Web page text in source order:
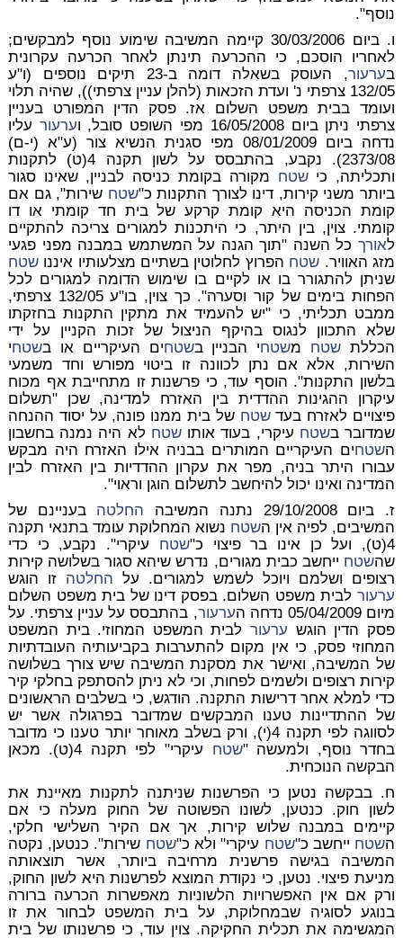
נוסף".
ו. ביום 30/03/2006 קיימה המשיבה שימוע נוסף למבקשים;
לאחריו הוסכם, כי ההכרעה תינתן לאחר הכרעה עקרונית
בערעור
, העוסק בשאלה דומה ב-23 תיקים נוספים (ו"ע
132/05 צרפתי נ' ועדת הזכאות (להלן עניין צרפתי)), שהיה תלוי
ועומד בבית משפט השלום אז. פסק הדין המפורט בעניין
צרפתי ניתן ביום 16/05/2008 מפי השופט סובל, ו
ערעור עליו
נדחה ביום 08/01/2009 מפי סגנית הנשיא צור (ע"א (י-ם)
2373/08). נקבע, בהתבסס על לשון תקנה 4(ט) לתקנות
ותכליתה, כישטח מקורה בקומת כניסה לבניין, שאינו סגור
ביותר משני קירות, דינו לצורך התקנות כ"שטח שירות", גם אם
קומת הכניסה היא קומת קרקע של בית חד קומתי או דו
קומתי. צוין, בין היתר, כי היתכנות למגורים צריכה להתקיים
לאורךכל השנה "תוך הגנה על המשתמש במבנה מפני פגעי
מזג האוויר. שטח הפרוץ לחלוטין בשתיים מצלעותיו איננושטח
שניתן להתגורר בו או לקיים בו שימוש הדומה למגורים לכל
הפחות בימים של קור וסערה". כך צוין, בו"ע 132/05 צרפתי,
ממבט תכליתי, כי "יש להעמיד את מתקין התקנות בחזקתו
שלא התכוון לנגוס בהיקף הניצול של זכות הקניין על ידי
הכללת שטח משטחי הבניין בשטחים העיקריים או בשטחי
השירות, אלא אם נתן לכוונה זו ביטוי מפורש וחד משמעי
בלשון התקנות". הוסף עוד, כי פרשנות זו מתחייבת אף מכוח
עיקרון ההגינות ההדדית בין האזרח למדינה, שכן "תשלום
פיצויים לאזרח בעדשטח של בית ממנו פונה, על יסוד ההנחה
שמדובר בשטח עיקרי, בעוד אותושטח לא היה נמנה בחשבון
השטחים העיקריים המותרים בבניה אילו האזרח היה מבקש
עבורו היתר בניה, מפר את עקרון ההדדיות בין האזרח לבין
המדינה ואינו יכול להיחשב לתשלום הוגן וראוי".
ז. ביום 29/10/2008 נתנה המשיבה
החלטה בעניינם של
המשיבים, לפיה אין השטח נשוא המחלוקת עומד בתנאי תקנה
4(ט), ועל כן אינו בר פיצוי כ"
שטח עיקרי". נקבע, כי כדי
שהשטח ייחשב כבית מגורים, נדרש שיהא סגור בשלושה קירות
רצופים ושלמם ויוכל לשמש למגורים. על החלטה זו הוגש
ערעורלבית משפט השלום. בפסק דינו של בית משפט השלום
מיום 05/04/2009 נדחה ה
ערעור, בהתבסס על עניין צרפתי. על
פסק הדין הוגש ערעורלבית המשפט המחוזי. בית המשפט
המחוזי פסק, כי אין מקום להתערבות בקביעותיה העובדתיות
של המשיבה, ואישר את מסקנת המשיבה שיש צורך בשלושה
קירות רצופים ולשמים לפחות, וכי לא ניתן להסתפק בחלקי קיר
כדי למלא אחר דרישות התקנה. הודגש, כי בשלבים הראשונים
של ההתדיינות טענו המבקשים שמדובר בפרגולה אשר יש
לסווגה לפי תקנה 4(י), ורק בשלב מאוחר יותר טענו כי מדובר
בחדר נוסף, ולמעשה "שטח
עיקרי" לפי תקנה 4(ט). מכאן
הבקשה הנוכחית.
ח. בבקשה נטען כי הפרשנות שניתנה לתקנות מאיינת את
לשון חוק. כנטען, לשונו הפשוטה של החוק מעלה כי אם
קיימים במבנה שלוש קירות, אך אם הקיר השלישי חלקי,
השטח ייחשב כ"שטח עיקרי" ולא כ"שטח שירות". כנטען, נקטה
המשיבה בגישה פרשנית מרחיבה ביותר, אשר תוצאותה
מניעת פיצוי. נטען, כי נקודת המוצא לפרשנות היא לשון החוק,
ורק אם אין האפשרויות הלשוניות מאפשרות הכרעה ברורה
בנוגע לסוגיה שבמחלוקת, על בית המשפט לבחור את זו
המגשימה את תכלית החקיקה. צוין עוד, כי פרשנותו של בית